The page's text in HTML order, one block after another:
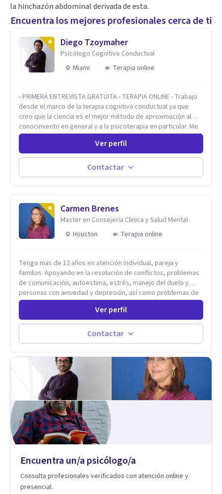
la hinchazón abdominal derivada de esta.
Encuentra los mejores profesionales cerca de ti
Diego Tzoymaher
Psicólogo Cognitivo Conductual
Miami
Terapia online
- PRIMERA ENTREVISTA GRATUITA - TERAPIA ONLINE - Trabajo
desde el marco de la terapia cognitivo conductual ya que
creo que la ciencia es el mejor método de aproximación al
conocimiento en general y a la psicoterapia en particular. Me
interesan los procesos de cambio conductual por los que una
persona pueda alcanzar sus objetivos, transitando,
aceptando y modificando sus patrones cognitivos y
emocionales. Abordo patologías específicas como trastornos
de ansiedad y del ánimo, y también crisis vitales y procesos
Ver perfil
Contactar
Carmen Brenes
Master en Consejeria Clinica y Salud Mental
Houston
Terapia online
Tengo mas de 12 años en atención individual, pareja y
familias. Apoyando en la resolución de conflictos, problemas
de comunicación, autoestima, estrés, manejo del duelo y
personas con ansiedad y depresión, así como problemas de
conducta y comportamiento. Desarrollo de personas
Estableciendo metas a corto y largo plazo, es vital para la
vida de cada uno tener su propia vision.
Ver perfil
Contactar
Encuentra un/a psicólogo/a
Consulta profesionales verificados con atención online y
presencial.